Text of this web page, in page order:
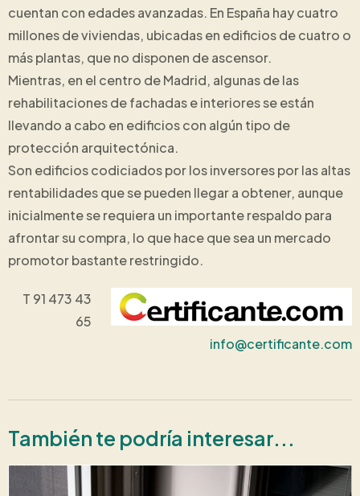
cuentan con edades avanzadas. En España hay cuatro
millones de viviendas, ubicadas en edificios de cuatro o
más plantas, que no disponen de ascensor.
Mientras, en el centro de Madrid, algunas de las
rehabilitaciones de fachadas e interiores se están
llevando a cabo en edificios con algún tipo de
protección arquitectónica.
Son edificios codiciados por los inversores por las altas
rentabilidades que se pueden llegar a obtener, aunque
inicialmente se requiera un importante respaldo para
afrontar su compra, lo que hace que sea un mercado
promotor bastante restringido.
T 91 473 43
65
info@certificante.com
También te podría interesar...